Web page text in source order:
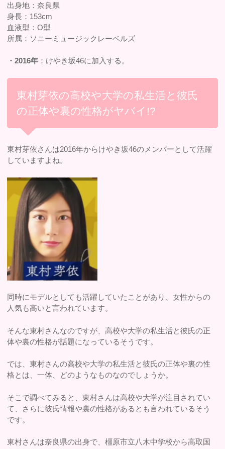
出身地：奈良県
身長：153cm
血液型：O型
所属：ソニーミュージックレーベルズ
・2016年 ：けやき坂46に加入する。
東村芽依の高校や大学の私生活と彼氏
の正体や裏の性格がヤバイ!?
東村芽依さんは2016年からけやき坂46のメンバーとして活躍
していますよね。
同時にモデルとしても活躍していたことがあり、女性からの
人気も高いと言われています。
そんな東村さんなのですが、高校や大学の私生活と彼氏の正
体や裏の性格が話題になっているそうです。
では、東村さんの高校や大学の私生活と彼氏の正体や裏の性
格とは、一体、どのようなものなのでしょうか。
そこで調べてみると、東村さんは高校や大学が注目されてい
て、さらに彼氏情報や裏の性格があるとも言われているそう
です。
東村さんは奈良県の出身で、橿原市立八木中学校から高取国